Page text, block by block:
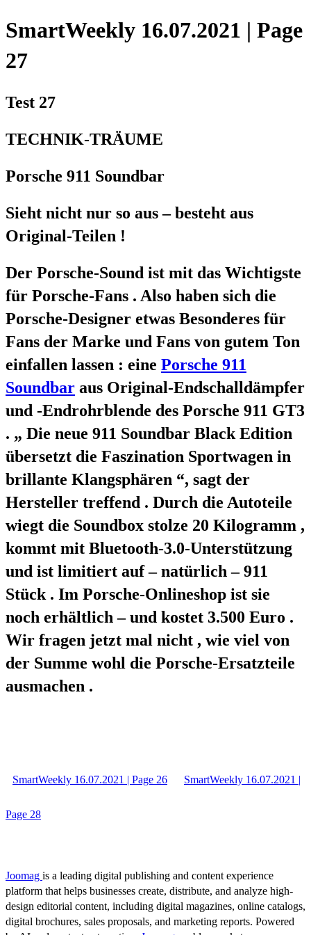
SmartWeekly 16.07.2021 | Page
27
Test 27
TECHNIK-TRÄUME
Porsche 911 Soundbar
Sieht nicht nur so aus – besteht aus
Original-Teilen !
Der Porsche-Sound ist mit das Wichtigste
für Porsche-Fans . Also haben sich die
Porsche-Designer etwas Besonderes für
Fans der Marke und Fans von gutem Ton
einfallen lassen : eine Porsche 911
Soundbar aus Original-Endschalldämpfer
und -Endrohrblende des Porsche 911 GT3
. „ Die neue 911 Soundbar Black Edition
übersetzt die Faszination Sportwagen in
brillante Klangsphären “, sagt der
Hersteller treffend . Durch die Autoteile
wiegt die Soundbox stolze 20 Kilogramm ,
kommt mit Bluetooth-3.0-Unterstützung
und ist limitiert auf – natürlich – 911
Stück . Im Porsche-Onlineshop ist sie
noch erhältlich – und kostet 3.500 Euro .
Wir fragen jetzt mal nicht , wie viel von
der Summe wohl die Porsche-Ersatzteile
ausmachen .
SmartWeekly 16.07.2021 | Page 26 SmartWeekly 16.07.2021 |
Page 28
Joomag is a leading digital publishing and content experience
platform that helps businesses create, distribute, and analyze high-
design editorial content, including digital magazines, online catalogs,
digital brochures, sales proposals, and marketing reports. Powered